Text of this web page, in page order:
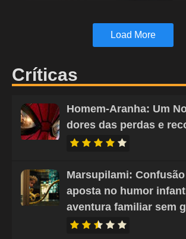
Load More
Críticas
Homem-Aranha: Um
dores das perdas e
Marsupilami:
aposta no humor
aventura familiar sem